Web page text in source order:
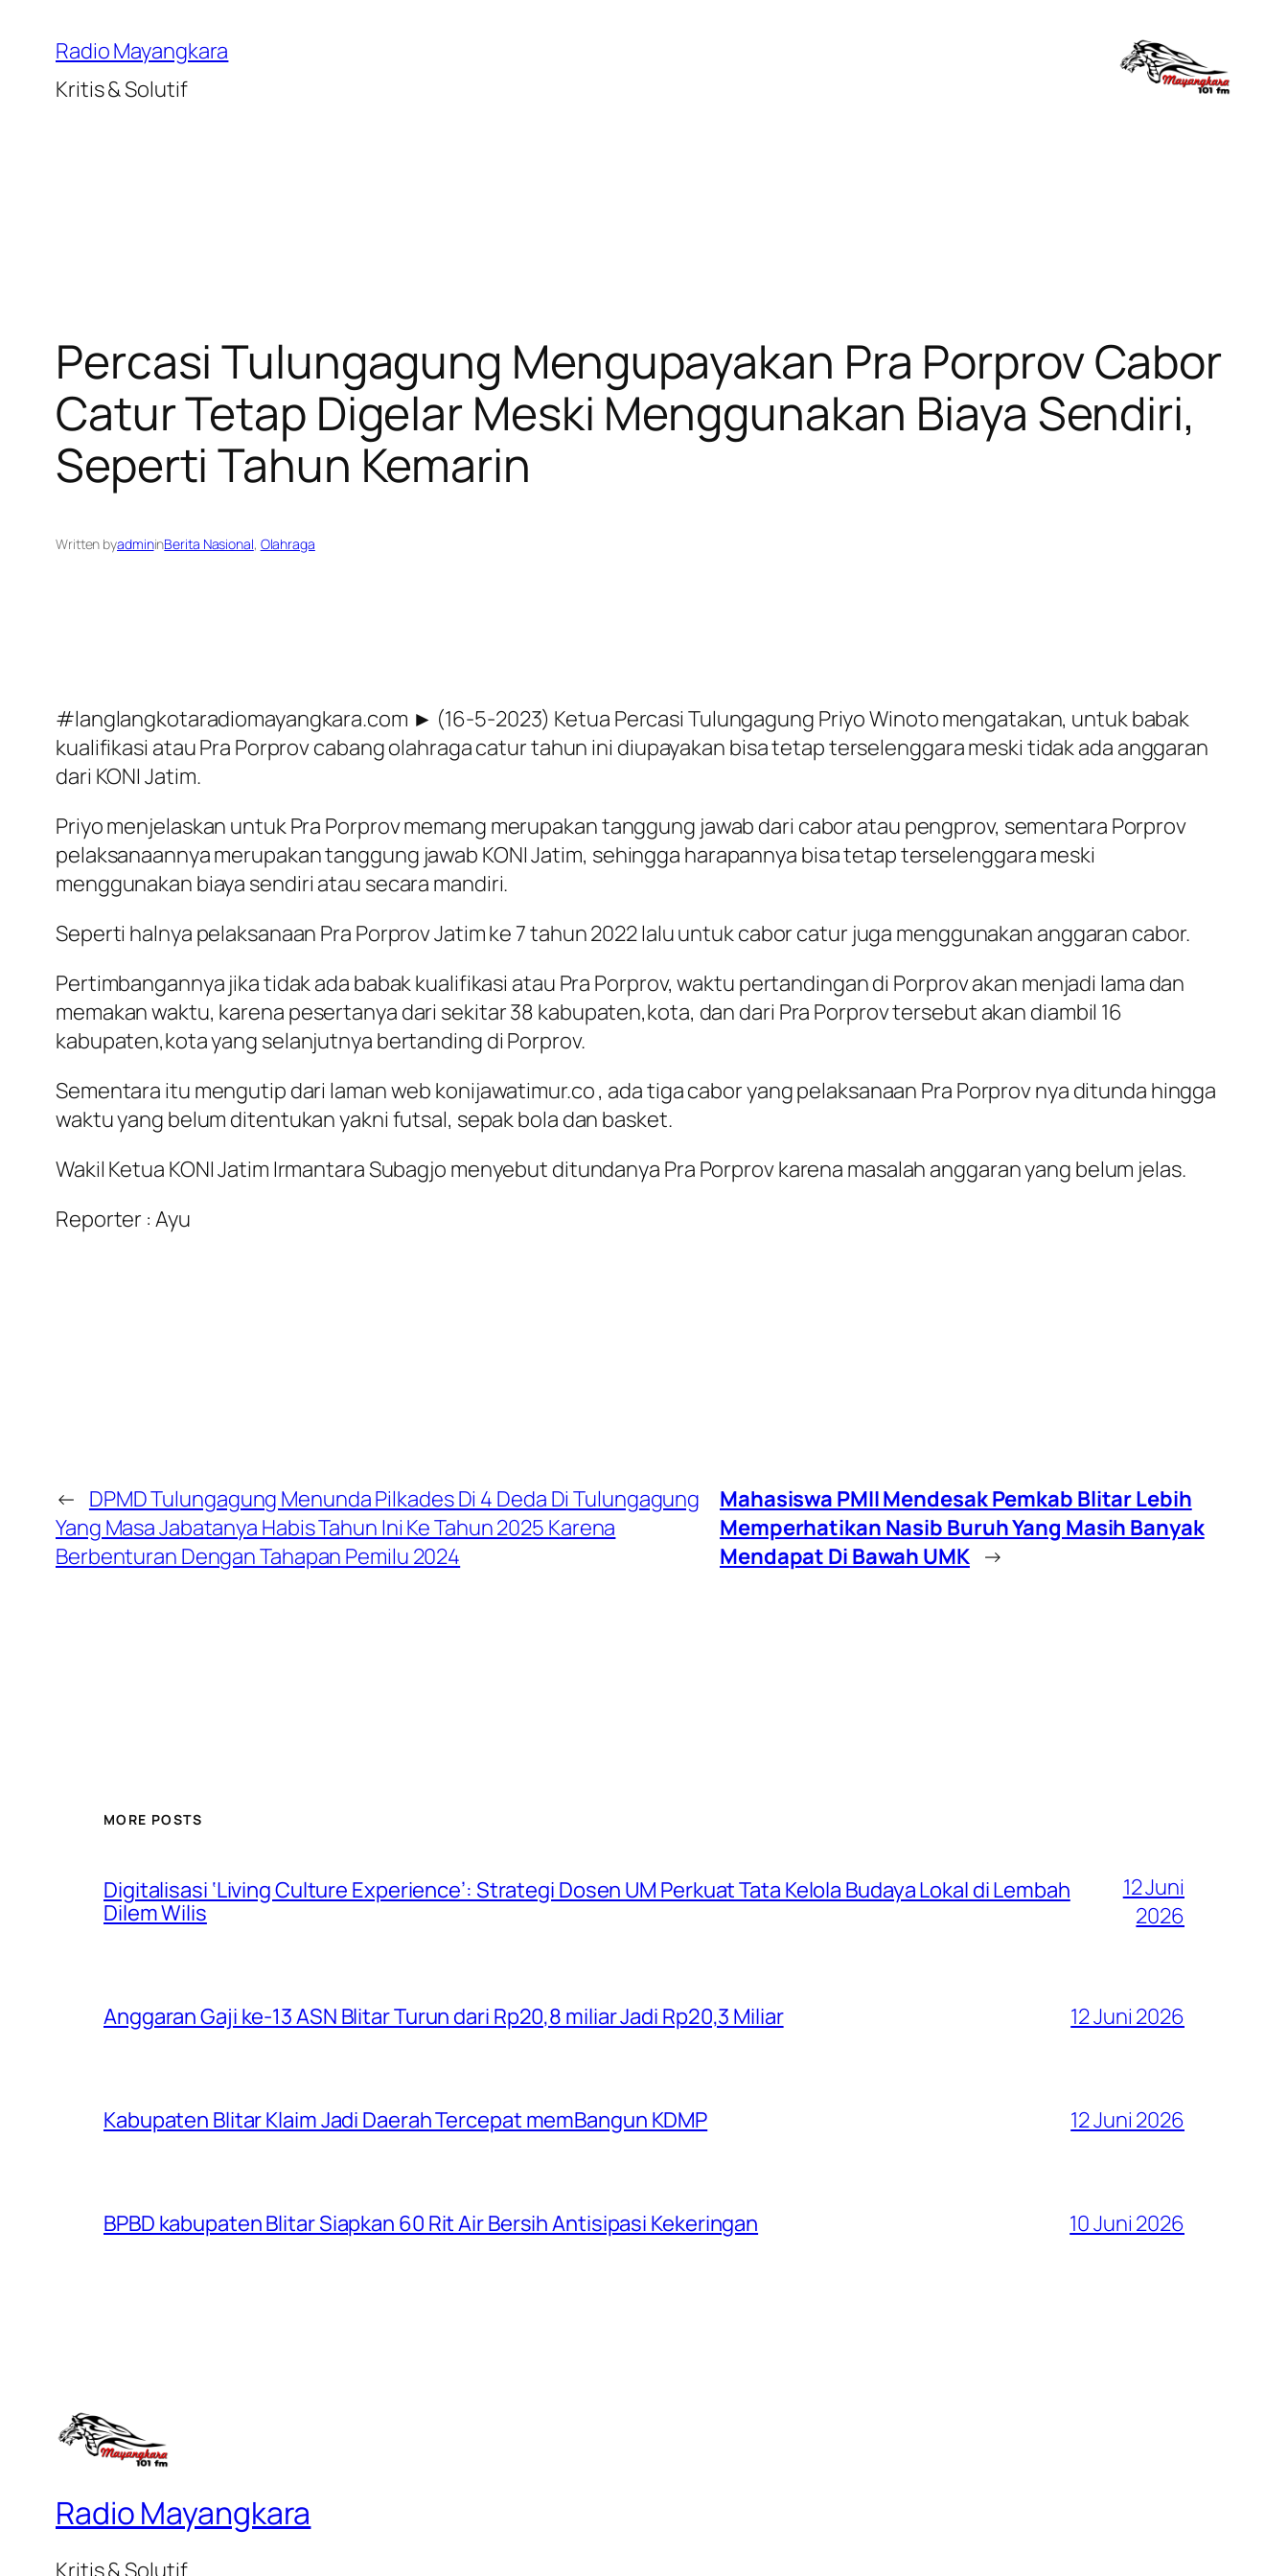
konten
Radio Mayangkara
Kritis & Solutif
Percasi Tulungagung Mengupayakan Pra Porprov Cabor
Catur Tetap Digelar Meski Menggunakan Biaya Sendiri,
Seperti Tahun Kemarin
Written byadmininBerita Nasional, Olahraga
#langlangkotaradiomayangkara.com ► (16-5-2023) Ketua Percasi Tulungagung Priyo Winoto mengatakan, untuk babak
kualifikasi atau Pra Porprov cabang olahraga catur tahun ini diupayakan bisa tetap terselenggara meski tidak ada anggaran
dari KONI Jatim.
Priyo menjelaskan untuk Pra Porprov memang merupakan tanggung jawab dari cabor atau pengprov, sementara Porprov
pelaksanaannya merupakan tanggung jawab KONI Jatim, sehingga harapannya bisa tetap terselenggara meski
menggunakan biaya sendiri atau secara mandiri.
Seperti halnya pelaksanaan Pra Porprov Jatim ke 7 tahun 2022 lalu untuk cabor catur juga menggunakan anggaran cabor.
Pertimbangannya jika tidak ada babak kualifikasi atau Pra Porprov, waktu pertandingan di Porprov akan menjadi lama dan
memakan waktu, karena pesertanya dari sekitar 38 kabupaten,kota, dan dari Pra Porprov tersebut akan diambil 16
kabupaten,kota yang selanjutnya bertanding di Porprov.
Sementara itu mengutip dari laman web konijawatimur.co , ada tiga cabor yang pelaksanaan Pra Porprov nya ditunda hingga
waktu yang belum ditentukan yakni futsal, sepak bola dan basket.
Wakil Ketua KONI Jatim Irmantara Subagjo menyebut ditundanya Pra Porprov karena masalah anggaran yang belum jelas.
Reporter : Ayu
← DPMD Tulungagung Menunda Pilkades Di 4 Deda Di Tulungagung
Yang Masa Jabatanya Habis Tahun Ini Ke Tahun 2025 Karena
Berbenturan Dengan Tahapan Pemilu 2024
Mahasiswa PMII Mendesak Pemkab Blitar Lebih
Memperhatikan Nasib Buruh Yang Masih Banyak
Mendapat Di Bawah UMK →
MORE POSTS
Digitalisasi ‘Living Culture Experience’: Strategi Dosen UM Perkuat Tata Kelola Budaya Lokal di Lembah
Dilem Wilis
12 Juni
2026
Anggaran Gaji ke-13 ASN Blitar Turun dari Rp20,8 miliar Jadi Rp20,3 Miliar 12 Juni 2026
Kabupaten Blitar Klaim Jadi Daerah Tercepat memBangun KDMP 12 Juni 2026
BPBD kabupaten Blitar Siapkan 60 Rit Air Bersih Antisipasi Kekeringan 10 Juni 2026
Radio Mayangkara
Kritis & Solutif